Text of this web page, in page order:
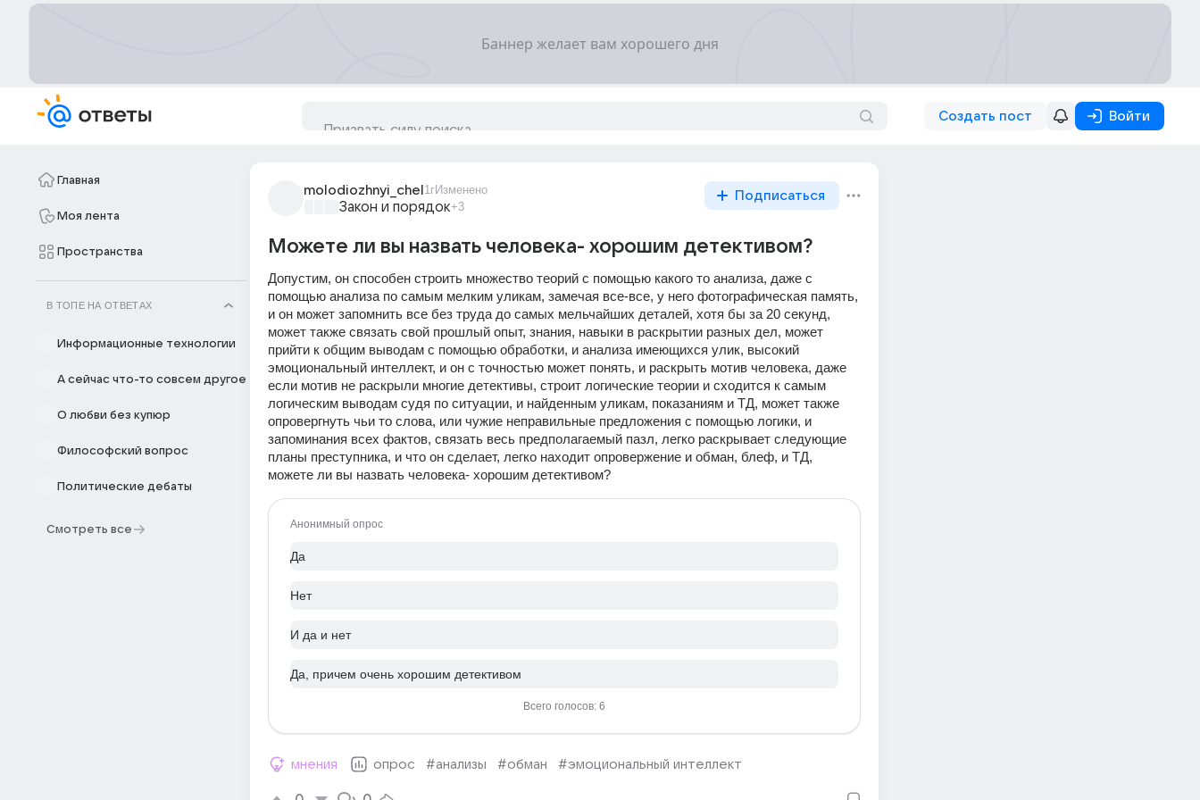
Создать пост Войти
Главная
Моя лента
Пространства
В ТОПЕ НА ОТВЕТАХ
Информационные технологии
А сейчас что-то совсем другое
О любви без купюр
Философский вопрос
Политические дебаты
Смотреть все
molodiozhnyi_chel 1гИзменено
Закон и порядок+3
Подписаться
Можете ли вы назвать человека- хорошим детективом?
Допустим, он способен строить множество теорий с помощью какого то анализа, даже с
помощью анализа по самым мелким уликам, замечая все-все, у него фотографическая память,
и он может запомнить все без труда до самых мельчайших деталей, хотя бы за 20 секунд,
может также связать свой прошлый опыт, знания, навыки в раскрытии разных дел, может
прийти к общим выводам с помощью обработки, и анализа имеющихся улик, высокий
эмоциональный интеллект, и он с точностью может понять, и раскрыть мотив человека, даже
если мотив не раскрыли многие детективы, строит логические теории и сходится к самым
логическим выводам судя по ситуации, и найденным уликам, показаниям и ТД, может также
опровергнуть чьи то слова, или чужие неправильные предложения с помощью логики, и
запоминания всех фактов, связать весь предполагаемый пазл, легко раскрывает следующие
планы преступника, и что он сделает, легко находит опровержение и обман, блеф, и ТД,
можете ли вы назвать человека- хорошим детективом?
Анонимный опрос
Да
Нет
И да и нет
Да, причем очень хорошим детективом
Всего голосов: 6
мнения опрос #анализы #обман #эмоциональный интеллект